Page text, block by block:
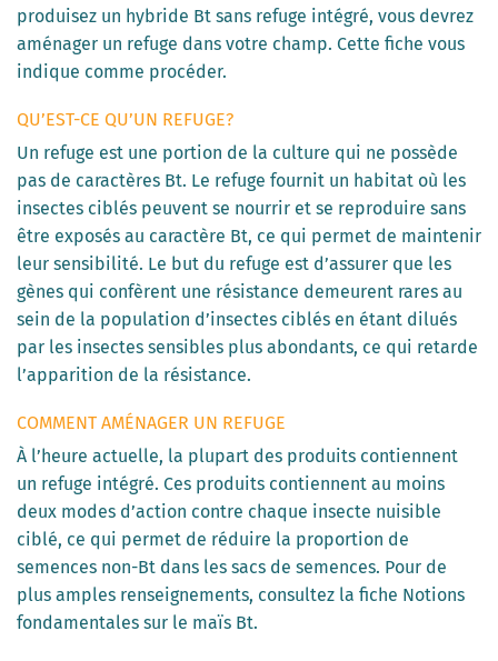
produisez un hybride Bt sans refuge intégré, vous devrez
aménager un refuge dans votre champ. Cette fiche vous
indique comme procéder.
QU’EST-CE QU’UN REFUGE?
Un refuge est une portion de la culture qui ne possède
pas de caractères Bt. Le refuge fournit un habitat où les
insectes ciblés peuvent se nourrir et se reproduire sans
être exposés au caractère Bt, ce qui permet de maintenir
leur sensibilité. Le but du refuge est d’assurer que les
gènes qui confèrent une résistance demeurent rares au
sein de la population d’insectes ciblés en étant dilués
par les insectes sensibles plus abondants, ce qui retarde
l’apparition de la résistance.
COMMENT AMÉNAGER UN REFUGE
À l’heure actuelle, la plupart des produits contiennent
un refuge intégré. Ces produits contiennent au moins
deux modes d’action contre chaque insecte nuisible
ciblé, ce qui permet de réduire la proportion de
semences non-Bt dans les sacs de semences. Pour de
plus amples renseignements, consultez la fiche Notions
fondamentales sur le maïs Bt.